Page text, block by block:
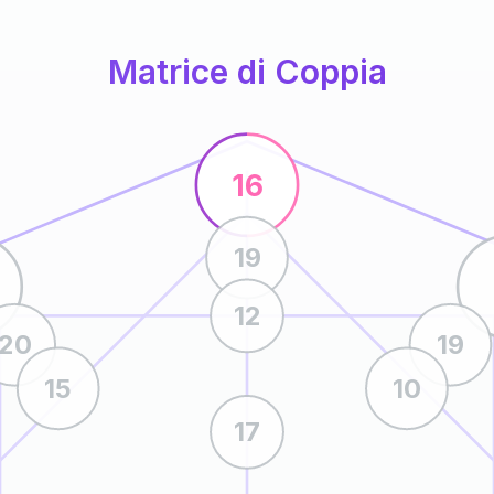
Matrice di Coppia
16
19
12
17
15
19
10